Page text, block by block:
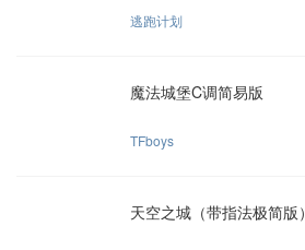
逃跑计划
魔法城堡C调简易版
TFboys
天空之城（带指法极简版）